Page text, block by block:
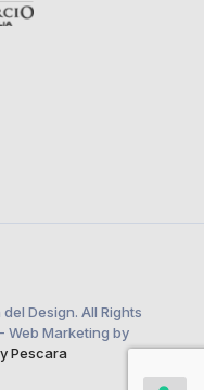
Design. All Rights
Web Marketing by
Pescara